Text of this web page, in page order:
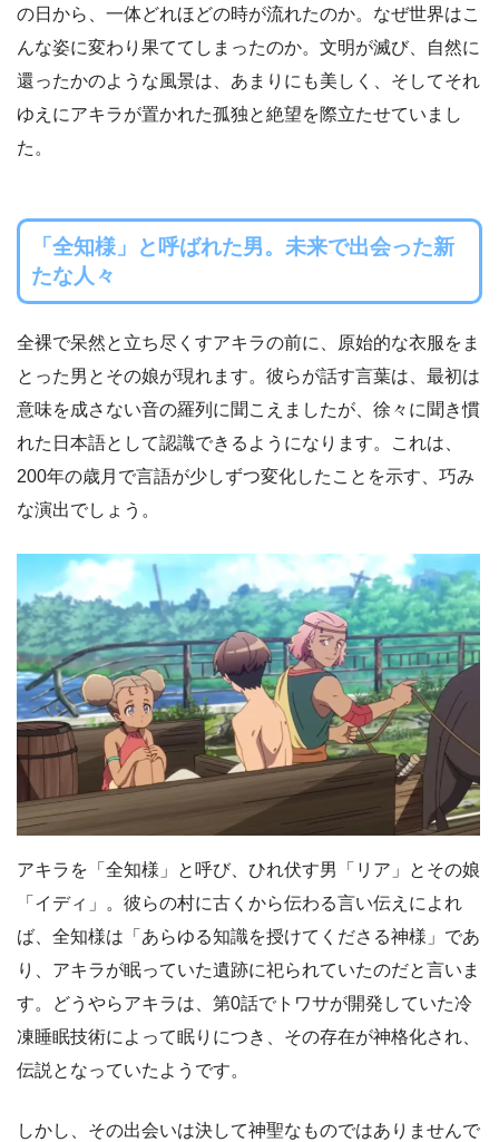
の日から、一体どれほどの時が流れたのか。なぜ世界はこ
んな姿に変わり果ててしまったのか。文明が滅び、自然に
還ったかのような風景は、あまりにも美しく、そしてそれ
ゆえにアキラが置かれた孤独と絶望を際立たせていまし
た。
「全知様」と呼ばれた男。未来で出会った新
たな人々
全裸で呆然と立ち尽くすアキラの前に、原始的な衣服をま
とった男とその娘が現れます。彼らが話す言葉は、最初は
意味を成さない音の羅列に聞こえましたが、徐々に聞き慣
れた日本語として認識できるようになります。これは、
200年の歳月で言語が少しずつ変化したことを示す、巧み
な演出でしょう。
アキラを「全知様」と呼び、ひれ伏す男「リア」とその娘
「イディ」。彼らの村に古くから伝わる言い伝えによれ
ば、全知様は「あらゆる知識を授けてくださる神様」であ
り、アキラが眠っていた遺跡に祀られていたのだと言いま
す。どうやらアキラは、第0話でトワサが開発していた冷
凍睡眠技術によって眠りにつき、その存在が神格化され、
伝説となっていたようです。
しかし、その出会いは決して神聖なものではありませんで